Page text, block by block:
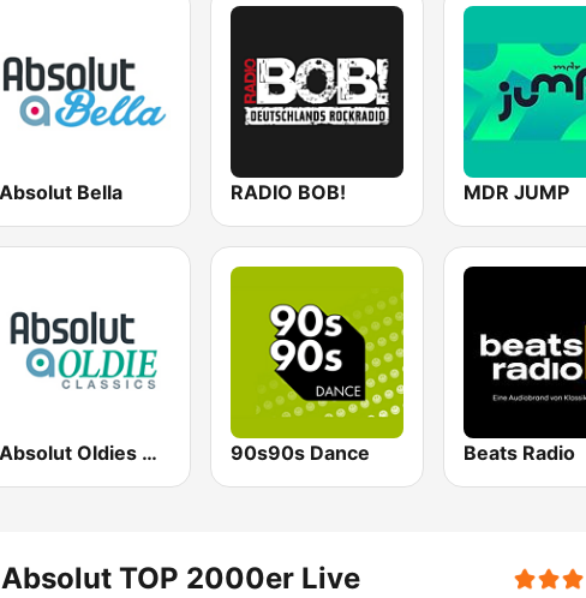
Absolut Bella RADIO BOB! MDR JUMP
Absolut Oldies Classics 90s90s Dance Beats Radio
Absolut TOP 2000er Live